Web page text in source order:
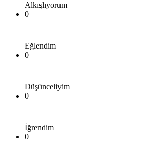
Alkışlıyorum
0
Eğlendim
0
Düşünceliyim
0
İğrendim
0